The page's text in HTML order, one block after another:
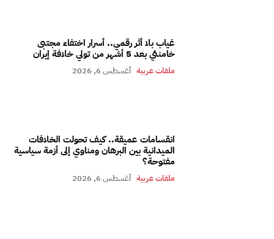
غياب بلا أثر رقمي.. أسرار اختفاء مجتبى
خامنئي بعد 5 أشهر من تولي خلافة إيران
ملفات عربية أغسطس 6, 2026
انقسامات عميقة.. كيف تحولت الخلافات
الميدانية بين البرهان ومناوي إلى أزمة سياسية
مفتوحة؟
ملفات عربية أغسطس 6, 2026